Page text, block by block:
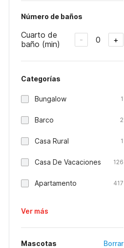
Número de baños
Cuarto de
baño (min)
- 0 +
Categorías
Bungalow 1
Barco 2
Casa Rural 1
Casa De Vacaciones 126
Apartamento 417
Ver más
Mascotas Borrar